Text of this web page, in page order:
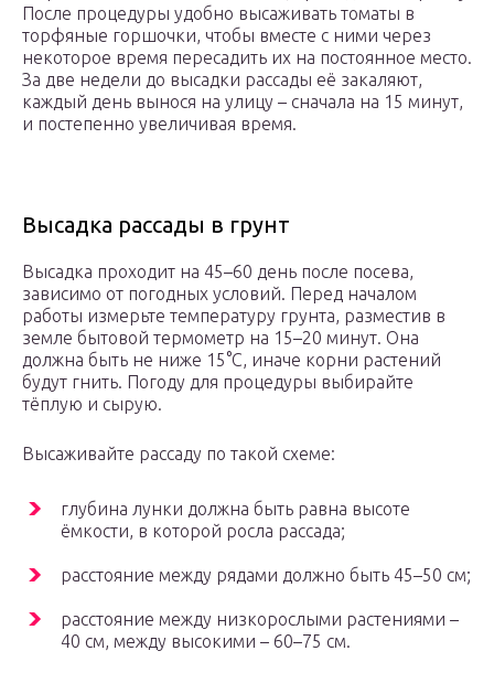
После процедуры удобно высаживать томаты в
торфяные горшочки, чтобы вместе с ними через
некоторое время пересадить их на постоянное место.
За две недели до высадки рассады её закаляют,
каждый день вынося на улицу – сначала на 15 минут,
и постепенно увеличивая время.
Высадка рассады в грунт
Высадка проходит на 45–60 день после посева,
зависимо от погодных условий. Перед началом
работы измерьте температуру грунта, разместив в
земле бытовой термометр на 15–20 минут. Она
должна быть не ниже 15°С, иначе корни растений
будут гнить. Погоду для процедуры выбирайте
тёплую и сырую.
Высаживайте рассаду по такой схеме:
глубина лунки должна быть равна высоте
ёмкости, в которой росла рассада;
расстояние между рядами должно быть 45–50 см;
расстояние между низкорослыми растениями –
40 см, между высокими – 60–75 см.